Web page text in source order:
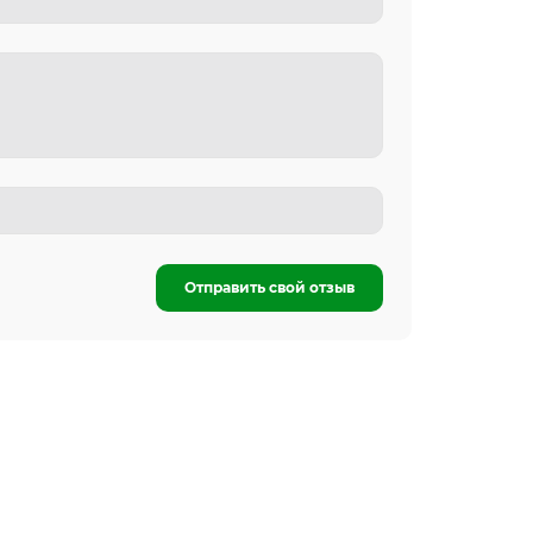
Отправить свой отзыв